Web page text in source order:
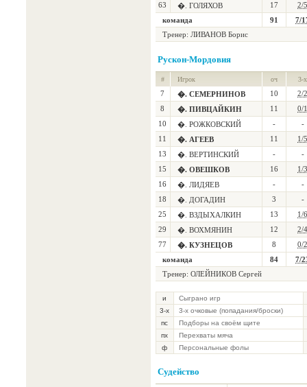
63
�. ГОЛЯХОВ 17
2/5
команда
91
7/
Тренер: ЛИВАНОВ Борис
Рускон-Мордовия
# Игрок оч 3-х
7 �. СЕМЕРНИНОВ 10
2/2
8
�. ПИВЦАЙКИН 11
0/1
10
�. РОЖКОВСКИЙ -
-
11
�. АГЕЕВ 11
1/5
13
�. ВЕРТИНСКИЙ -
-
15
�. ОВЕШКОВ 16
1/3
16
�. ЛИДЯЕВ -
-
18
�. ДОГАДИН 3
-
25
�. ВЗДЫХАЛКИН 13
1/6
29
�. ВОХМЯНИН 12
2/4
77
�. КУЗНЕЦОВ 8
0/2
команда
84
7/
Тренер: ОЛЕЙНИКОВ Сергей
и
Сыграно игр
3-х
3-х очковые (попадания/броски)
пс
Подборы на своём щите
пх
Перехваты мяча
ф
Персональные фолы
Судейство